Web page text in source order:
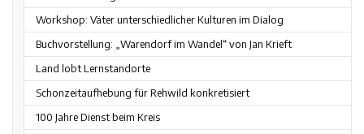
Workshop: Väter unterschiedlicher Kulturen im Dialog
Buchvorstellung: „Warendorf im Wandel“ von Jan Krieft
Land lobt Lernstandorte
Schonzeitaufhebung für Rehwild konkretisiert
100 Jahre Dienst beim Kreis